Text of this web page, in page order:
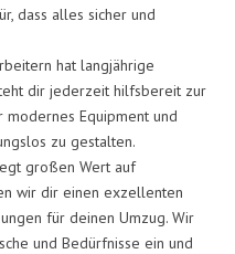
dass alles sicher und
hat langjährige
dir jederzeit hilfsbereit zur
Equipment und
zu gestalten.
großen Wert auf
wir dir einen exzellenten
für deinen Umzug. Wir
und Bedürfnisse ein und